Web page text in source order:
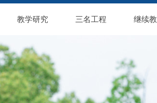
教学研究 三名工程 继续